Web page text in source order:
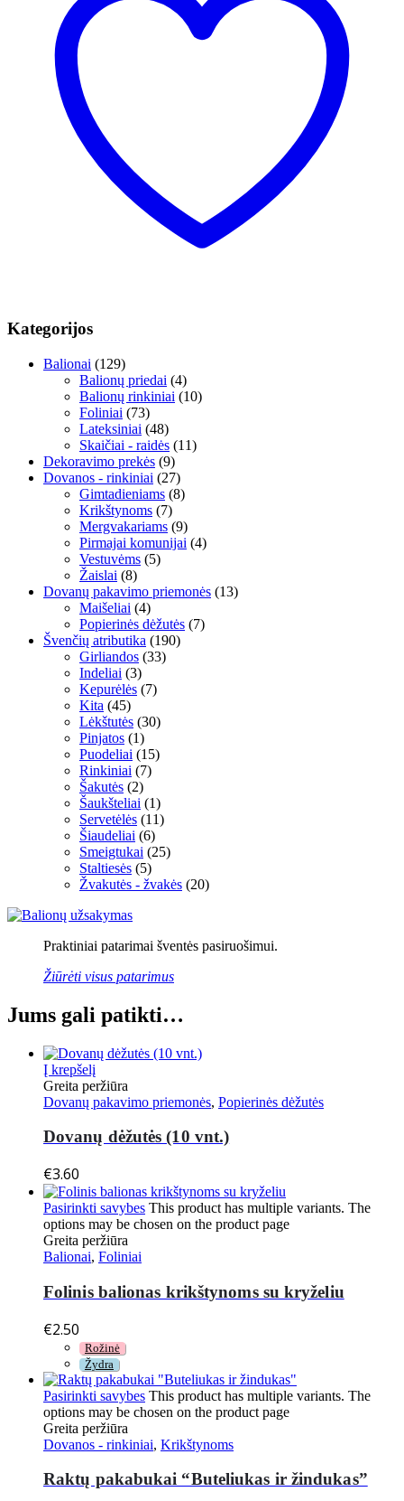
Kategorijos
Balionai (129)
Balionų priedai (4)
Balionų rinkiniai (10)
Foliniai (73)
Lateksiniai (48)
Skaičiai - raidės (11)
Dekoravimo prekės (9)
Dovanos - rinkiniai (27)
Gimtadieniams (8)
Krikštynoms (7)
Mergvakariams (9)
Pirmajai komunijai (4)
Vestuvėms (5)
Žaislai (8)
Dovanų pakavimo priemonės (13)
Maišeliai (4)
Popierinės dėžutės (7)
Švenčių atributika (190)
Girliandos (33)
Indeliai (3)
Kepurėlės (7)
Kita (45)
Lėkštutės (30)
Pinjatos (1)
Puodeliai (15)
Rinkiniai (7)
Šakutės (2)
Šaukšteliai (1)
Servetėlės (11)
Šiaudeliai (6)
Smeigtukai (25)
Staltiesės (5)
Žvakutės - žvakės (20)
Praktiniai patarimai šventės pasiruošimui.
Žiūrėti visus patarimus
Jums gali patikti…
Į krepšelį
Greita peržiūra
Dovanų pakavimo priemonės, Popierinės dėžutės
Dovanų dėžutės (10 vnt.)
€3.60
Pasirinkti savybes This product has multiple variants. The
options may be chosen on the product page
Greita peržiūra
Balionai, Foliniai
Folinis balionas krikštynoms su kryželiu
€2.50
Rožinė
Žydra
Pasirinkti savybes This product has multiple variants. The
options may be chosen on the product page
Greita peržiūra
Dovanos - rinkiniai, Krikštynoms
Raktų pakabukai “Buteliukas ir žindukas”